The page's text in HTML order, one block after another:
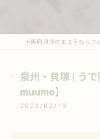
泉州・貝塚 | う
muumo】
2023/02/19